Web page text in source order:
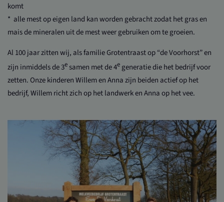
komt
* alle mest op eigen land kan worden gebracht zodat het gras en
mais de mineralen uit de mest weer gebruiken om te groeien.
Al 100 jaar zitten wij, als familie Grotentraast op “de Voorhorst” en
zijn inmiddels de 3e samen met de 4e generatie die het bedrijf voor
zetten. Onze kinderen Willem en Anna zijn beiden actief op het
bedrijf, Willem richt zich op het landwerk en Anna op het vee.